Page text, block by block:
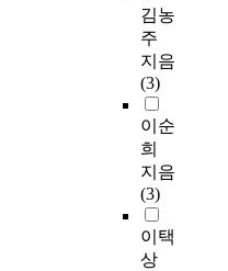
김농
주
지음
(3)
이순
희
지음
(3)
이택
상